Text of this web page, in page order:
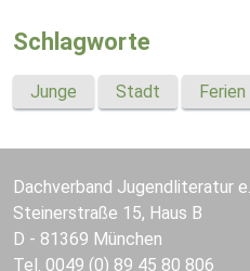
Schlagworte
Junge Stadt Ferien
Dachverband Jugendliteratur
Steinerstraße 15, Haus B
D - 81369 München
Tel. 0049 (0) 89 45 80 806